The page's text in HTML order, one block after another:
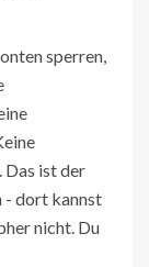
sperren,
ist der
- dort kannst
nicht. Du